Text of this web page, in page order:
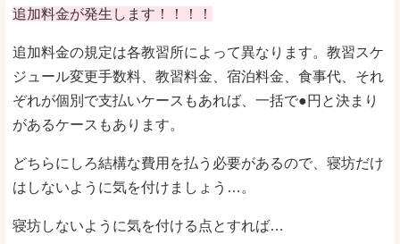
追加料金が発生します！！！！
追加料金の規定は各教習所によって異なります。教習スケ
ジュール変更手数料、教習料金、宿泊料金、食事代、それ
ぞれが個別で支払いケースもあれば、一括で●円と決まり
があるケースもあります。
どちらにしろ結構な費用を払う必要があるので、寝坊だけ
はしないように気を付けましょう…。
寝坊しないように気を付ける点とすれば…